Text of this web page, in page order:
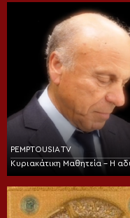
PEMPTOUSIA TV
Κυριακάτικη Μαθητεία – Η